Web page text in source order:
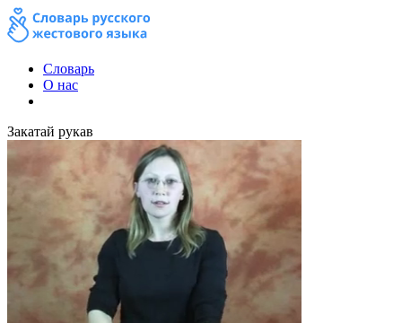
Словарь
О нас
Закатай рукав